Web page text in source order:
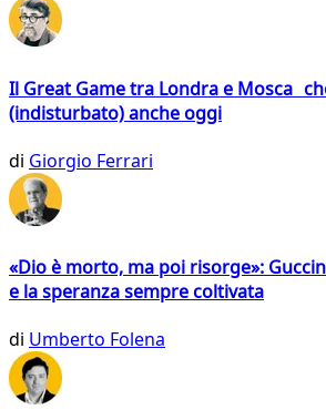
Il Great Game tra Londra e Mosca
(indisturbato) anche oggi
di Giorgio Ferrari
«Dio è morto, ma poi risorge»:
e la speranza sempre coltivata
di Umberto Folena